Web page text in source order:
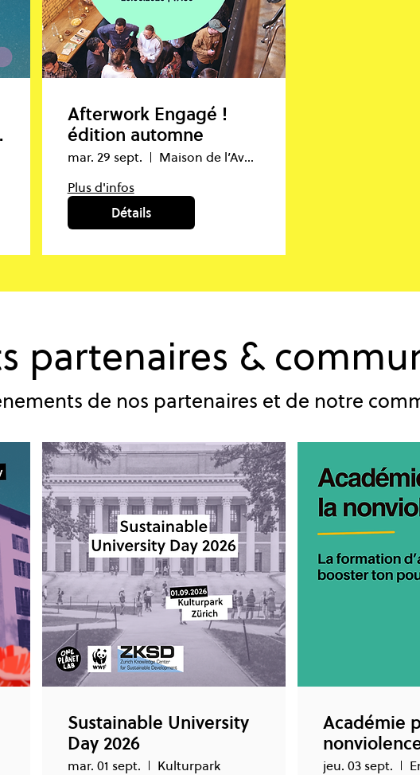
Afterwork Engagé !
édition automne
mar. 29 sept.
Maison de l’Avenir
Plus d'infos
Détails
partenaires &
de nos partenaires et de notre
Sustainable University
Day 2026
mar. 01 sept.
Kulturpark
Académie
jeu. 03 sept.